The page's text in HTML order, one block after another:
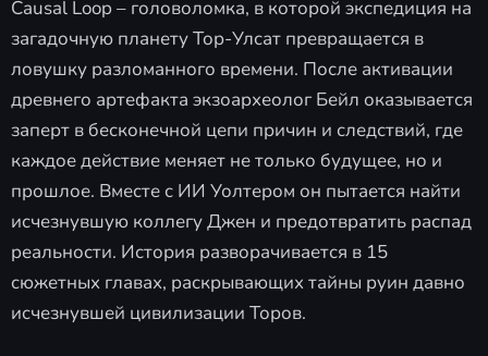
Causal Loop – головоломка, в которой экспедиция на
загадочную планету Тор-Улсат превращается в
ловушку разломанного времени. После активации
древнего артефакта экзоархеолог Бейл оказывается
заперт в бесконечной цепи причин и следствий, где
каждое действие меняет не только будущее, но и
прошлое. Вместе с ИИ Уолтером он пытается найти
исчезнувшую коллегу Джен и предотвратить распад
реальности. История разворачивается в 15
сюжетных главах, раскрывающих тайны руин давно
исчезнувшей цивилизации Торов.